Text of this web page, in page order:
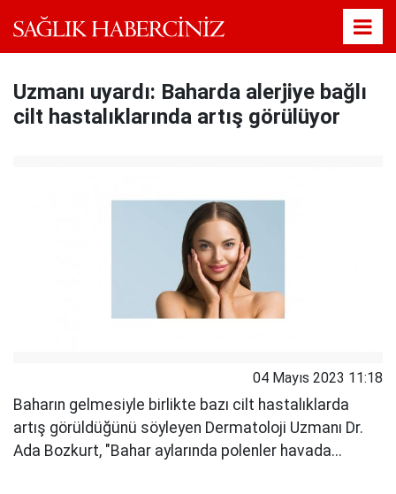
Uzmanı uyardı: Baharda alerjiye bağlı
cilt hastalıklarında artış görülüyor
04 Mayıs 2023 11:18
Baharın gelmesiyle birlikte bazı cilt hastalıklarda
artış görüldüğünü söyleyen Dermatoloji Uzmanı Dr.
Ada Bozkurt, "Bahar aylarında polenler havada...